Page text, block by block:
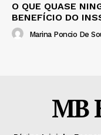
O QUE QUASE
BENEFÍCIO DO
Marina Poncio De
MB